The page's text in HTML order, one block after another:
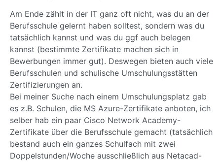
Am Ende zählt in der IT ganz oft nicht, was du an der
Berufsschule gelernt haben solltest, sondern was du
tatsächlich kannst und was du ggf auch belegen
kannst (bestimmte Zertifikate machen sich in
Bewerbungen immer gut). Deswegen bieten auch viele
Berufsschulen und schulische Umschulungsstätten
Zertifizierungen an.
Bei meiner Suche nach einem Umschulungsplatz gab
es z.B. Schulen, die MS Azure-Zertifikate anboten, ich
selber hab ein paar Cisco Network Academy-
Zertifikate über die Berufsschule gemacht (tatsächlich
bestand auch ein ganzes Schulfach mit zwei
Doppelstunden/Woche ausschließlich aus Netacad-